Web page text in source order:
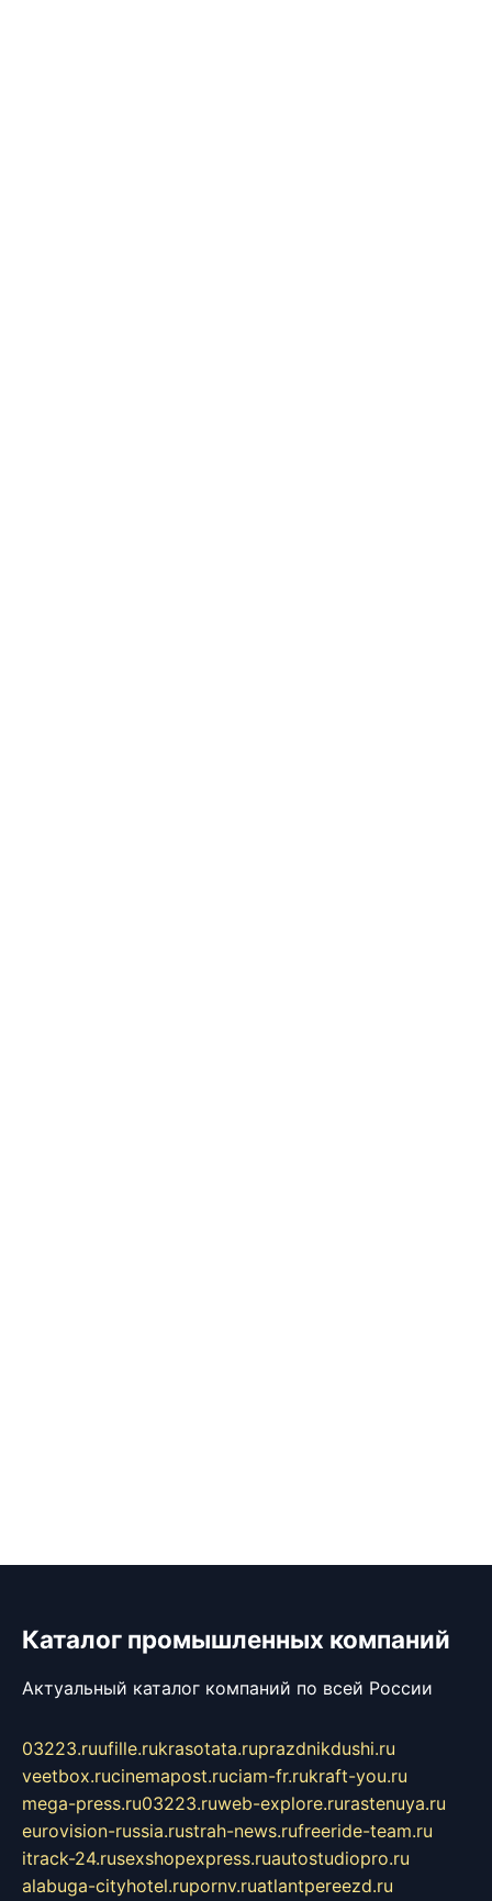
Каталог промышленных компаний
Актуальный каталог компаний по всей России
03223.ruufille.rukrasotata.ruprazdnikdushi.ru
veetbox.rucinemapost.ruciam-fr.rukraft-you.ru
mega-press.ru03223.ruweb-explore.rurastenuya.ru
eurovision-russia.rustrah-news.rufreeride-team.ru
itrack-24.rusexshopexpress.ruautostudiopro.ru
alabuga-cityhotel.rupornv.ruatlantpereezd.ru